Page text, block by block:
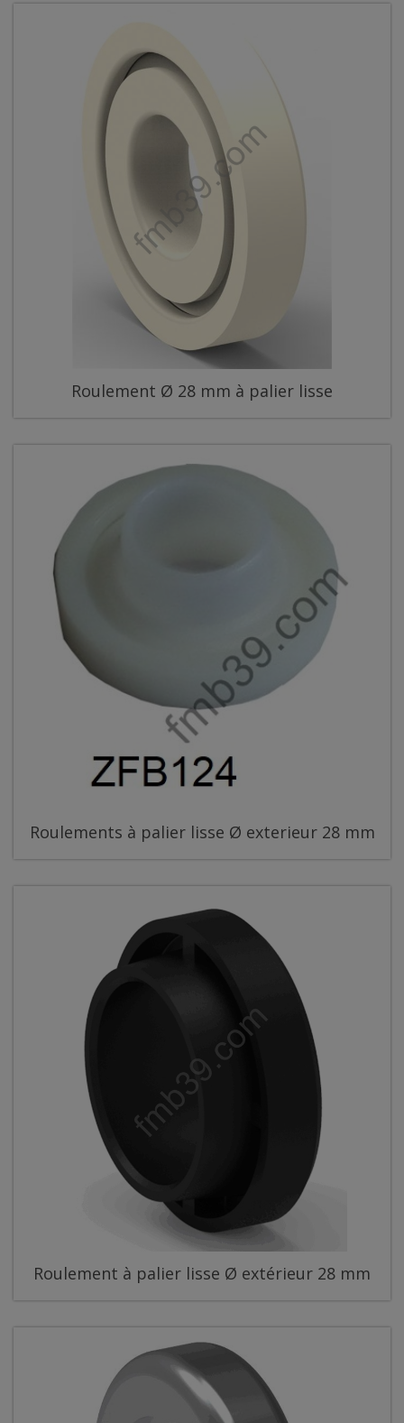
Roulement Ø 28 mm à palier lisse
Roulements à palier lisse Ø exterieur 28 mm
Roulement à palier lisse Ø extérieur 28 mm